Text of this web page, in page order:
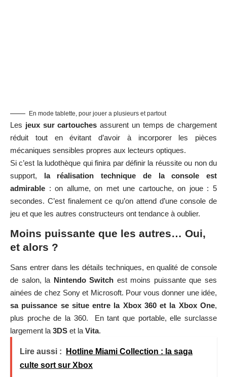
En mode tablette, pour jouer a plusieurs et partout
Les jeux sur cartouches assurent un temps de chargement
réduit tout en évitant d’avoir à incorporer les pièces
mécaniques sensibles propres aux lecteurs optiques.
Si c’est la ludothèque qui finira par définir la réussite ou non du
support, la réalisation technique de la console est
admirable : on allume, on met une cartouche, on joue : 5
secondes. C’est finalement ce qu’on attend d’une console de
jeu et que les autres constructeurs ont tendance à oublier.
Moins puissante que les autres… Oui,
et alors ?
Sans entrer dans les détails techniques, en qualité de console
de salon, la Nintendo Switch est moins puissante que ses
ainées de chez Sony et Microsoft. Pour vous donner une idée,
sa puissance se situe entre la Xbox 360 et la Xbox One,
plus proche de la 360. En tant que portable, elle surclasse
largement la 3DS et la Vita.
Lire aussi :
Hotline Miami Collection : la saga
culte sort sur Xbox